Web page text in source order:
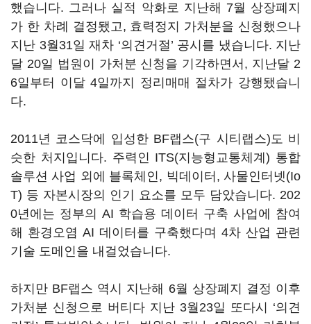
했습니다. 그러나 실적 악화로 지난해 7월 상장폐지
가 한 차례 결정됐고, 효력정지 가처분을 신청했으나
지난 3월31일 재차 ‘의견거절’ 공시를 냈습니다. 지난
달 20일 법원이 가처분 신청을 기각하면서, 지난달 2
6일부터 이달 4일까지 정리매매 절차가 강행됐습니
다.
2011년 코스닥에 입성한 BF랩스(구 시티랩스)도 비
슷한 처지입니다. 주력인 ITS(지능형교통체계) 통합
솔루션 사업 외에 블록체인, 빅데이터, 사물인터넷(Io
T) 등 자본시장의 인기 요소를 모두 담았습니다. 202
0년에는 정부의 AI 학습용 데이터 구축 사업에 참여
해 환경오염 AI 데이터를 구축했다며 4차 산업 관련
기술 도메인을 내걸었습니다.
하지만 BF랩스 역시 지난해 6월 상장폐지 결정 이후
가처분 신청으로 버티다 지난 3월23일 또다시 ‘의견